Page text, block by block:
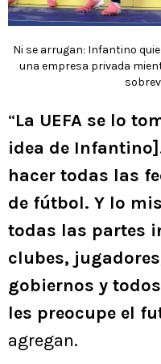
Ni se arrugan: Infantino
una empresa privada
“La UEFA se lo
idea de
hacer todas las
de fútbol. Y lo
todas las partes
clubes,
gobiernos y
les preocupe el
agregan.